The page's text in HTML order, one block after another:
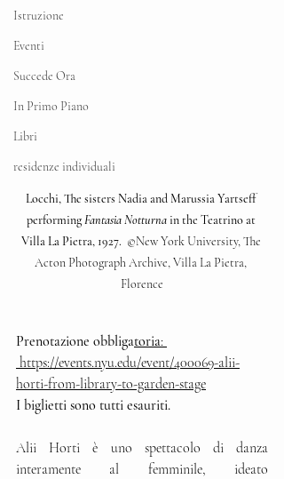
Istruzione
Eventi
Succede Ora
In Primo Piano
Libri
residenze individuali
Locchi, The sisters Nadia and Marussia Yartseff
performing Fantasia Notturna in the Teatrino at
Villa La Pietra, 1927. ©New York University, The
Acton Photograph Archive, Villa La Pietra,
Florence
Prenotazione obbligatoria:
https://events.nyu.edu/event/400069-alii-
horti-from-library-to-garden-stage
I biglietti sono tutti esauriti.
Alii Horti è uno spettacolo di danza
interamente al femminile, ideato